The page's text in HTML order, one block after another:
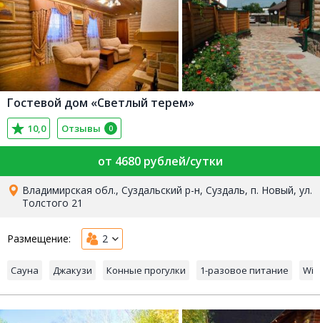
Гостевой дом «Светлый терем»
10,0 Отзывы 0
от 4680 рублей/сутки
Владимирская обл., Суздальский р-н, Суздаль, п. Новый, ул.
Толстого 21
Размещение: 2
Сауна Джакузи Конные прогулки 1-разовое питание Wi-